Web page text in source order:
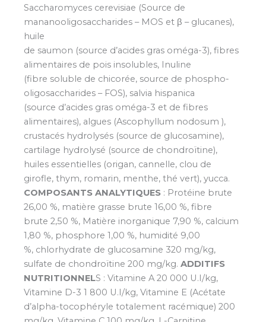
Saccharomyces cerevisiae (Source de
mananooligosaccharides – MOS et β – glucanes),
huile
de saumon (source d’acides gras oméga-3), fibres
alimentaires de pois insolubles, Inuline
(fibre soluble de chicorée, source de phospho-
oligosaccharides – FOS), salvia hispanica
(source d’acides gras oméga-3 et de fibres
alimentaires), algues (Ascophyllum nodosum ),
crustacés hydrolysés (source de glucosamine),
cartilage hydrolysé (source de chondroïtine),
huiles essentielles (origan, cannelle, clou de
girofle, thym, romarin, menthe, thé vert), yucca.
COMPOSANTS ANALYTIQUES : Protéine brute
26,00 %, matière grasse brute 16,00 %, fibre
brute 2,50 %, Matière inorganique 7,90 %, calcium
1,80 %, phosphore 1,00 %, humidité 9,00
%, chlorhydrate de glucosamine 320 mg/kg,
sulfate de chondroïtine 200 mg/kg. ADDITIFS
NUTRITIONNELS : Vitamine A 20 000 U.I/kg,
Vitamine D-3 1 800 U.I/kg, Vitamine E (Acétate
d’alpha-tocophéryle totalement racémique) 200